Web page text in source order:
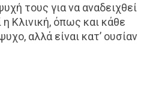
τους για να αναδειχθεί
η Κλινική, όπως και κάθε
αλλά είναι κατ’ ουσίαν